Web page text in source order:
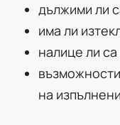
дължими ли
има ли
налице ли
на